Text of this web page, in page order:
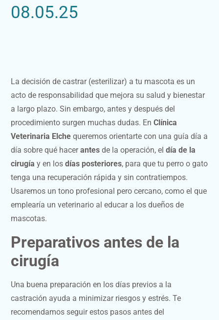
08.05.25
La decisión de castrar (esterilizar) a tu mascota es un
acto de responsabilidad que mejora su salud y bienestar
a largo plazo. Sin embargo, antes y después del
procedimiento surgen muchas dudas. EnClínica
Veterinaria Elche queremos orientarte con una guía día a
día sobre qué hacerantes de la operación, eldía de la
cirugía y en losdías posteriores, para que tu perro o gato
tenga una recuperación rápida y sin contratiempos.
Usaremos un tono profesional pero cercano, como el que
emplearía un veterinario al educar a los dueños de
mascotas.
Preparativos antes de la
cirugía
Una buena preparación en los días previos a la
castración ayuda a minimizar riesgos y estrés. Te
recomendamos seguir estos pasos antes del